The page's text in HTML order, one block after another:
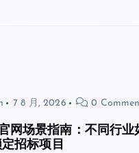
7 8 月, 2026 0
网场景指南：不同行业
招标项目